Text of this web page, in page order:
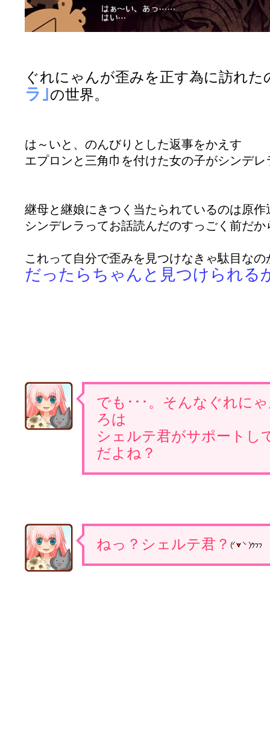
ぐれにゃんが歪みを正す為に訪れた
ラ｣の世界。
は～いと、のんびりとした返事をかえす
エプロンと三角巾を付けた女の子がシンデ
継母と継娘にきつく当たられているのは原作
シンデレラってお話読んだのすっごく前だ
これって自分で歪みを見つけなきゃ駄目なの
だったらちゃんと見つけられる
でも･･･。そんなぐれに
ろは
シェルテ君がサポートし
だよね？
ねっ？シェルテ君？